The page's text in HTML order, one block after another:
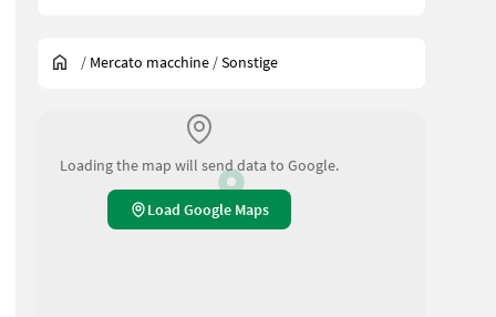
/ Mercato macchine /Sonstige
Loading the map will send data to Google.
Load Google Maps